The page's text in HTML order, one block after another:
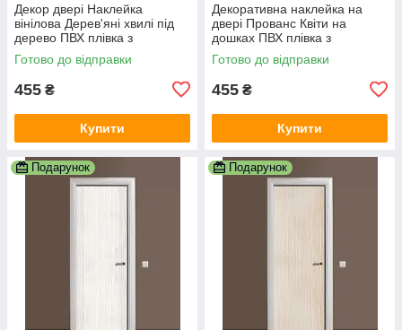
Декор двері Наклейка
вінілова Дерев'яні хвилі під
дерево ПВХ плівка з
ламінуванням 600х1800 мм
Текстура Бежевий
Готово до відправки
455 ₴
Купити
Декоративна наклейка на
двері Прованс Квіти на
дошках ПВХ плівка з
ламінуванням 600х1800 мм
Текстура Фіолетовий
Готово до відправки
455 ₴
Купити
Подарунок Подарунок